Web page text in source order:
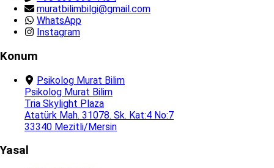
muratbilimbilgi@gmail.com
WhatsApp
Instagram
Konum
Psikolog Murat Bilim
Psikolog Murat Bilim
Tria Skylight Plaza
Atatürk Mah. 31078. Sk. Kat:4 No:7
33340 Mezitli/Mersin
Yasal